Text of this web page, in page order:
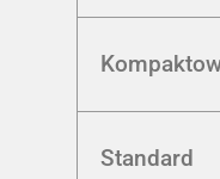
Standard